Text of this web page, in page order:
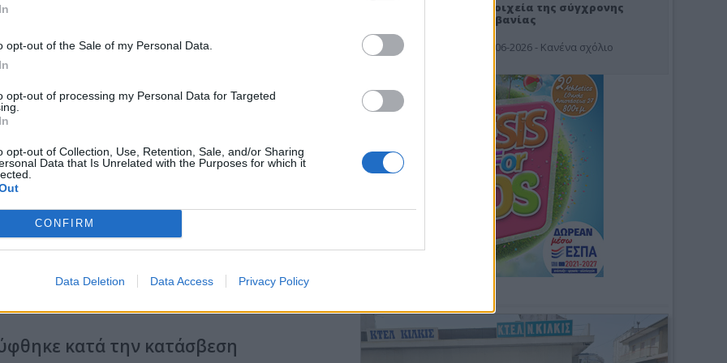
opt-out of the Sale of my Personal Data.
opt-out of processing my Personal Data for Targeted
opt-out of Collection, Use, Retention, Sale, and/or Sharing
Data that Is Unrelated with the Purposes for which it
CONFIRM
Data Deletion Data Access Privacy Policy
Γαλαξία: Ο Ράινχαρντ Γκέντσελ
νομπελίστας αστροφυσικός
με τη Μαύρη Τρύπα στο κέντρο του Γαλαξία μας, σε ένα
και Μαύρες Τρύπες».
κατά την κατάσβεση
Στοιχεία της σύγχρονης
Αλβανίας
19-06-2026 - Κανένα σχόλιο